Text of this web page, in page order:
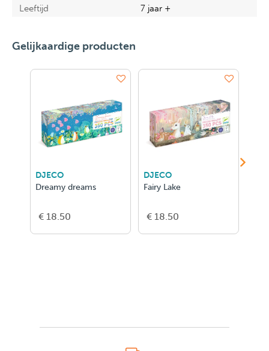
Leeftijd 7 jaar +
Gelijkaardige producten
DJECO
Dreamy dreams
€ 18.50
DJECO
Fairy Lake
€ 18.50